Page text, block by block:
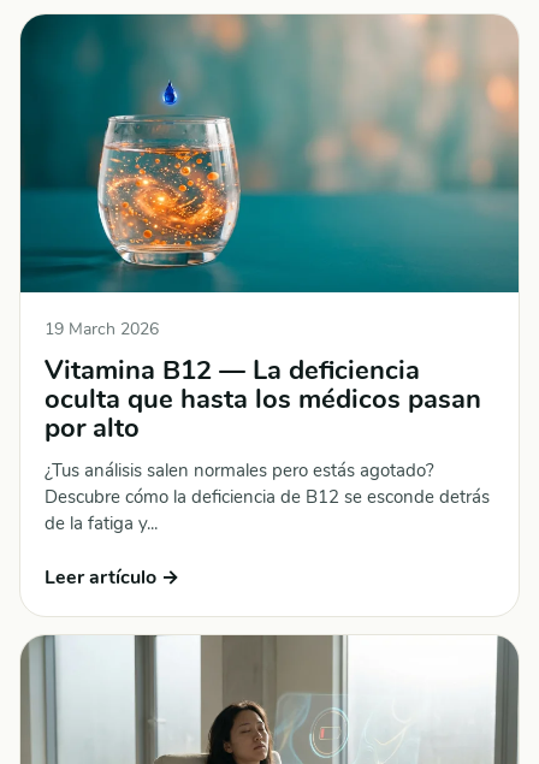
19 March 2026
Vitamina B12 — La deficiencia
oculta que hasta los médicos pasan
por alto
¿Tus análisis salen normales pero estás agotado?
Descubre cómo la deficiencia de B12 se esconde detrás
de la fatiga y...
Leer artículo →